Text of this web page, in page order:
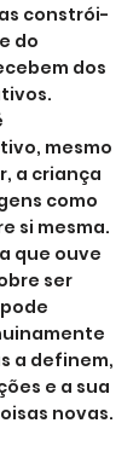
constrói-
do
dos
mesmo
a criança
como
si mesma.
que ouve
ser
a definem,
e a sua
novas.